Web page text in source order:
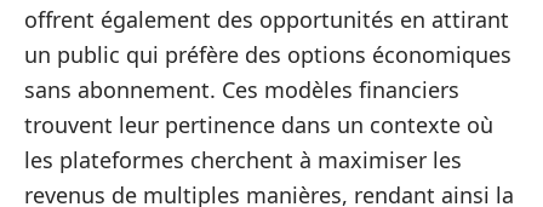
offrent également des opportunités en attirant
un public qui préfère des options économiques
sans abonnement. Ces modèles financiers
trouvent leur pertinence dans un contexte où
les plateformes cherchent à maximiser les
revenus de multiples manières, rendant ainsi la